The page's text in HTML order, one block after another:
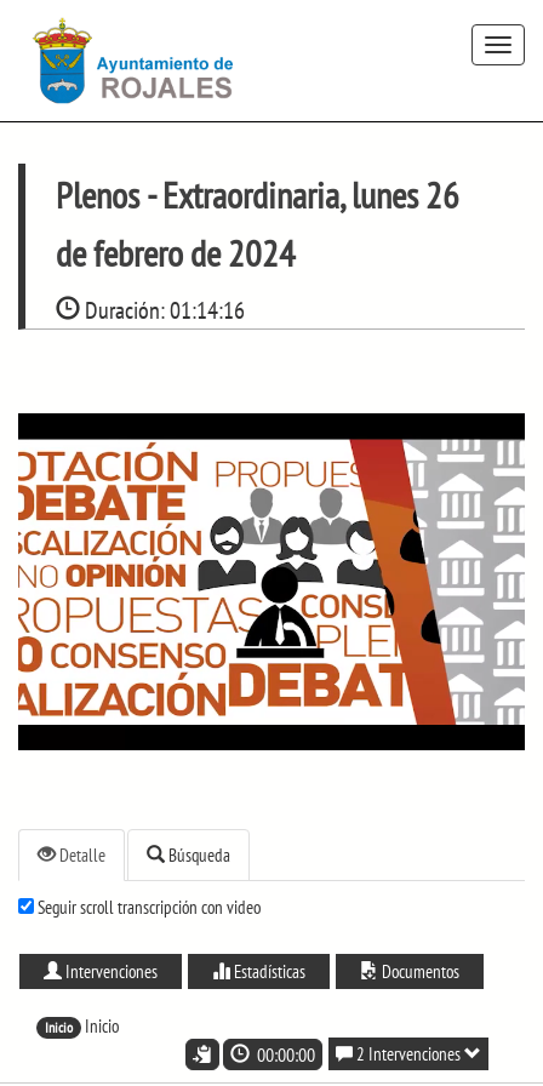
Toggle
Plenos- Extraordinaria, lunes 26
de febrero de 2024
Duración:01:14:16
Detalle Búsqueda
Seguir scroll transcripción con video
Intervenciones Estadísticas Documentos
Inicio Inicio
00:00:00 2 Intervenciones